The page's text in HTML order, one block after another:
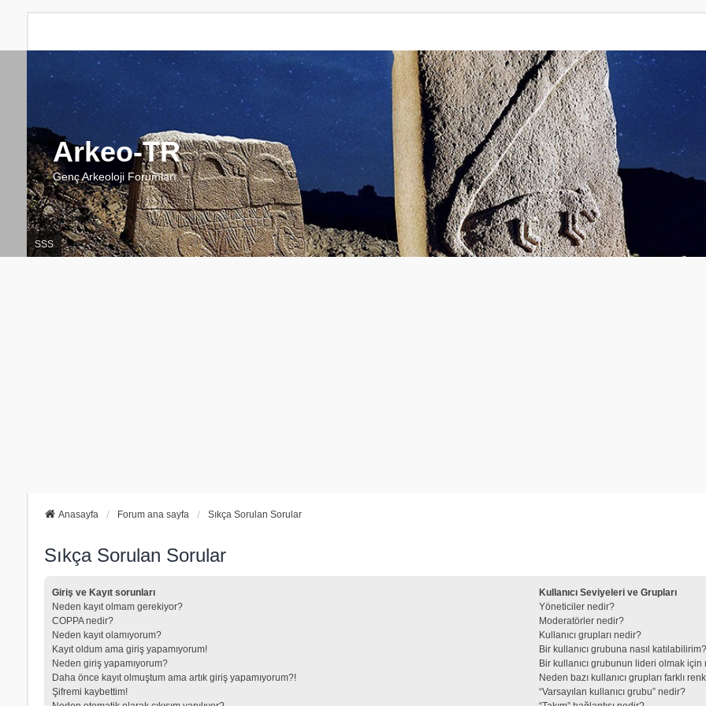
Arkeo-TR
Genç Arkeoloji Forumları
SSS
Anasayfa Forum ana sayfa Sıkça Sorulan Sorular
Sıkça Sorulan Sorular
Giriş ve Kayıt sorunları
Neden kayıt olmam gerekiyor?
COPPA nedir?
Neden kayıt olamıyorum?
Kayıt oldum ama giriş yapamıyorum!
Neden giriş yapamıyorum?
Daha önce kayıt olmuştum ama artık giriş yapamıyorum?!
Şifremi kaybettim!
Kullanıcı Seviyeleri ve Grupları
Yöneticiler nedir?
Moderatörler nedir?
Kullanıcı grupları nedir?
Bir kullanıcı grubuna nasıl katılabilirim?
Bir kullanıcı grubunun lideri olmak
Neden bazı kullanıcı grupları farklı
“Varsayılan kullanıcı grubu” nedir?